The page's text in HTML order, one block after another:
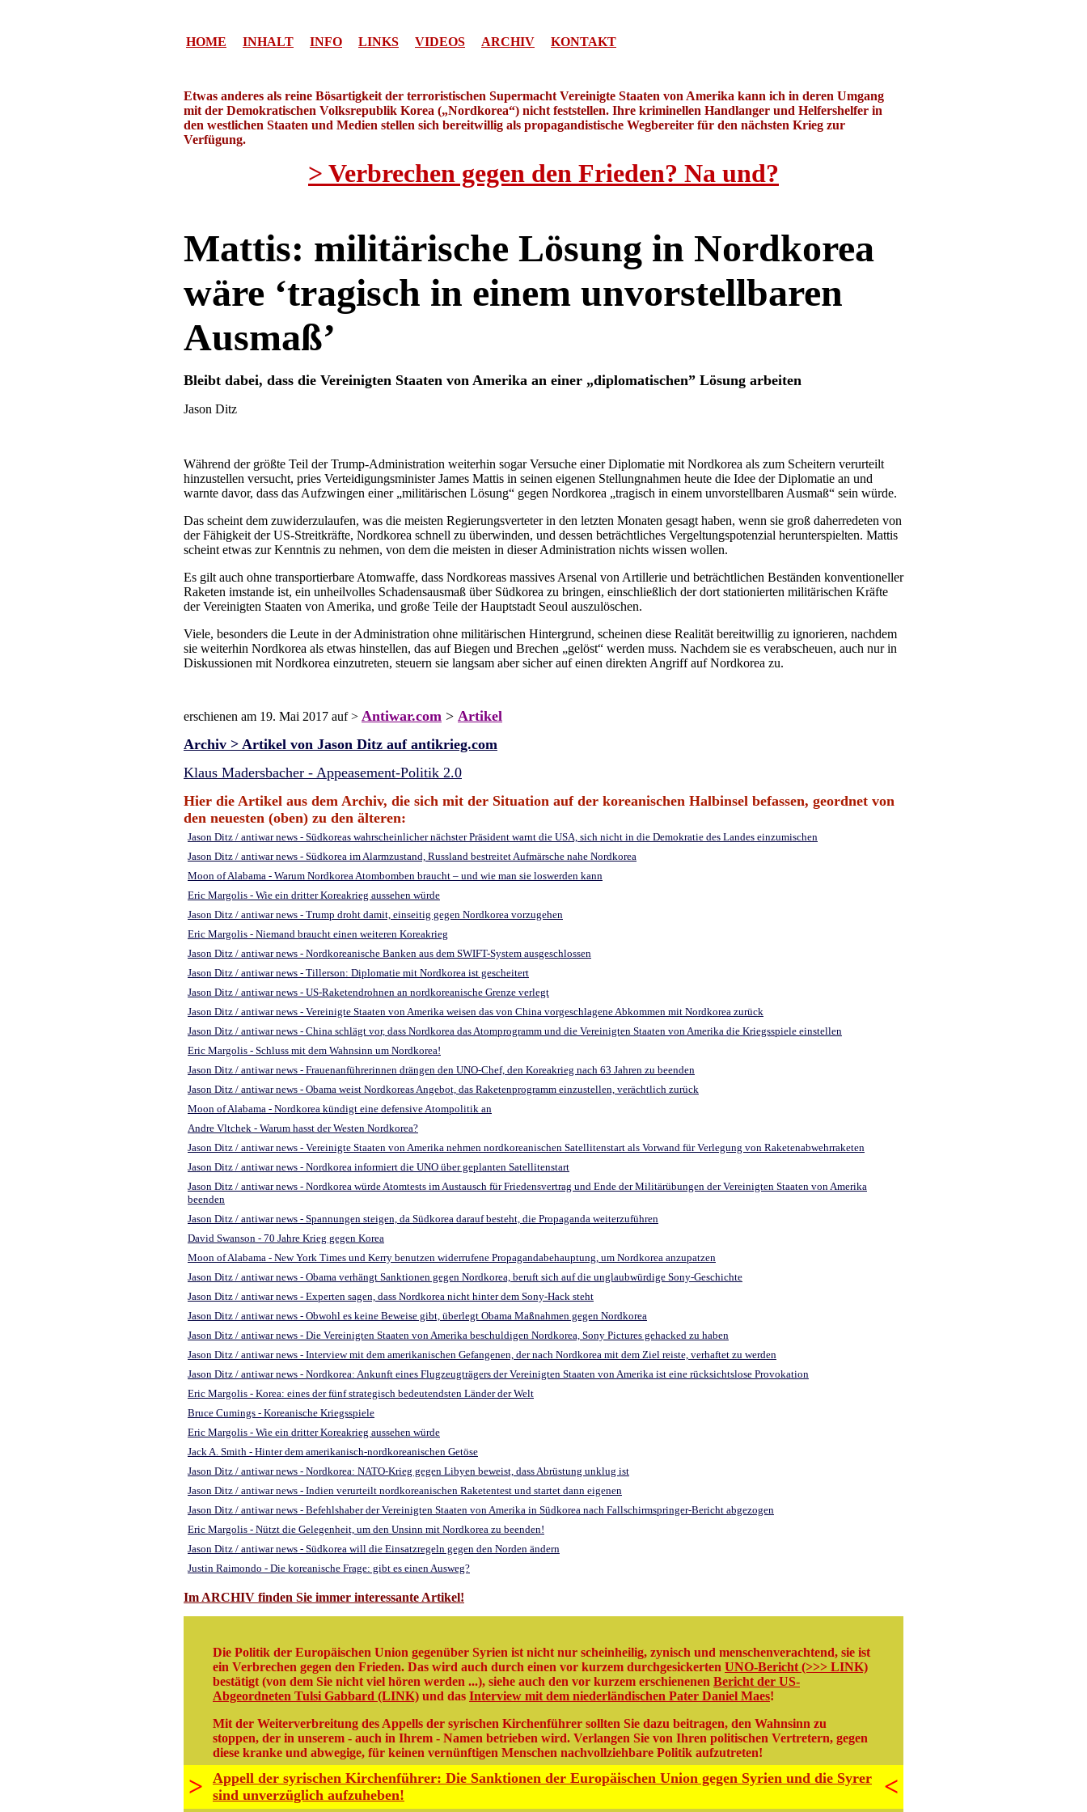
HOME INHALT INFO LINKS VIDEOS ARCHIV KONTAKT
Etwas anderes als reine Bösartigkeit der terroristischen Supermacht Vereinigte Staaten von Amerika kann ich in deren Umgang
mit der Demokratischen Volksrepublik Korea („Nordkorea“) nicht feststellen. Ihre kriminellen Handlanger und Helfershelfer in
den westlichen Staaten und Medien stellen sich bereitwillig als propagandistische Wegbereiter für den nächsten Krieg zur
Verfügung.
> Verbrechen gegen den Frieden? Na und?
Mattis: militärische Lösung in Nordkorea
wäre ‘tragisch in einem unvorstellbaren
Ausmaß’
Bleibt dabei, dass die Vereinigten Staaten von Amerika an einer „diplomatischen” Lösung arbeiten
Jason Ditz
Während der größte Teil der Trump-Administration weiterhin sogar Versuche einer Diplomatie mit Nordkorea als zum Scheitern verurteilt
hinzustellen versucht, pries Verteidigungsminister James Mattis in seinen eigenen Stellungnahmen heute die Idee der Diplomatie an und
warnte davor, dass das Aufzwingen einer „militärischen Lösung“ gegen Nordkorea „tragisch in einem unvorstellbaren Ausmaß“ sein würde.
Das scheint dem zuwiderzulaufen, was die meisten Regierungsverteter in den letzten Monaten gesagt haben, wenn sie groß daherredeten von
der Fähigkeit der US-Streitkräfte, Nordkorea schnell zu überwinden, und dessen beträchtliches Vergeltungspotenzial herunterspielten. Mattis
scheint etwas zur Kenntnis zu nehmen, von dem die meisten in dieser Administration nichts wissen wollen.
Es gilt auch ohne transportierbare Atomwaffe, dass Nordkoreas massives Arsenal von Artillerie und beträchtlichen Beständen konventioneller
Raketen imstande ist, ein unheilvolles Schadensausmaß über Südkorea zu bringen, einschließlich der dort stationierten militärischen Kräfte
der Vereinigten Staaten von Amerika, und große Teile der Hauptstadt Seoul auszulöschen.
Viele, besonders die Leute in der Administration ohne militärischen Hintergrund, scheinen diese Realität bereitwillig zu ignorieren, nachdem
sie weiterhin Nordkorea als etwas hinstellen, das auf Biegen und Brechen „gelöst“ werden muss. Nachdem sie es verabscheuen, auch nur in
Diskussionen mit Nordkorea einzutreten, steuern sie langsam aber sicher auf einen direkten Angriff auf Nordkorea zu.
erschienen am 19. Mai 2017 auf > Antiwar.com > Artikel
Archiv > Artikel von Jason Ditz auf antikrieg.com
Klaus Madersbacher - Appeasement-Politik 2.0
Hier die Artikel aus dem Archiv, die sich mit der Situation auf der koreanischen Halbinsel befassen, geordnet von
den neuesten (oben) zu den älteren:
Jason Ditz / antiwar news - Südkoreas wahrscheinlicher nächster Präsident warnt die USA, sich nicht in die Demokratie des Landes einzumischen
Jason Ditz / antiwar news - Südkorea im Alarmzustand, Russland bestreitet Aufmärsche nahe Nordkorea
Moon of Alabama - Warum Nordkorea Atombomben braucht – und wie man sie loswerden kann
Eric Margolis - Wie ein dritter Koreakrieg aussehen würde
Jason Ditz / antiwar news - Trump droht damit, einseitig gegen Nordkorea vorzugehen
Eric Margolis - Niemand braucht einen weiteren Koreakrieg
Jason Ditz / antiwar news - Nordkoreanische Banken aus dem SWIFT-System ausgeschlossen
Jason Ditz / antiwar news - Tillerson: Diplomatie mit Nordkorea ist gescheitert
Jason Ditz / antiwar news - US-Raketendrohnen an nordkoreanische Grenze verlegt
Jason Ditz / antiwar news - Vereinigte Staaten von Amerika weisen das von China vorgeschlagene Abkommen mit Nordkorea zurück
Jason Ditz / antiwar news - China schlägt vor, dass Nordkorea das Atomprogramm und die Vereinigten Staaten von Amerika die Kriegsspiele einstellen
Eric Margolis - Schluss mit dem Wahnsinn um Nordkorea!
Jason Ditz / antiwar news - Frauenanführerinnen drängen den UNO-Chef, den Koreakrieg nach 63 Jahren zu beenden
Jason Ditz / antiwar news - Obama weist Nordkoreas Angebot, das Raketenprogramm einzustellen, verächtlich zurück
Moon of Alabama - Nordkorea kündigt eine defensive Atompolitik an
Andre Vltchek - Warum hasst der Westen Nordkorea?
Jason Ditz / antiwar news - Vereinigte Staaten von Amerika nehmen nordkoreanischen Satellitenstart als Vorwand für Verlegung von Raketenabwehrraketen
Jason Ditz / antiwar news - Nordkorea informiert die UNO über geplanten Satellitenstart
Jason Ditz / antiwar news - Nordkorea würde Atomtests im Austausch für Friedensvertrag und Ende der Militärübungen der Vereinigten Staaten von Amerika
beenden
Jason Ditz / antiwar news - Spannungen steigen, da Südkorea darauf besteht, die Propaganda weiterzuführen
David Swanson - 70 Jahre Krieg gegen Korea
Moon of Alabama - New York Times und Kerry benutzen widerrufene Propagandabehauptung, um Nordkorea anzupatzen
Jason Ditz / antiwar news - Obama verhängt Sanktionen gegen Nordkorea, beruft sich auf die unglaubwürdige Sony-Geschichte
Jason Ditz / antiwar news - Experten sagen, dass Nordkorea nicht hinter dem Sony-Hack steht
Jason Ditz / antiwar news - Obwohl es keine Beweise gibt, überlegt Obama Maßnahmen gegen Nordkorea
Jason Ditz / antiwar news - Die Vereinigten Staaten von Amerika beschuldigen Nordkorea, Sony Pictures gehacked zu haben
Jason Ditz / antiwar news - Interview mit dem amerikanischen Gefangenen, der nach Nordkorea mit dem Ziel reiste, verhaftet zu werden
Jason Ditz / antiwar news - Nordkorea: Ankunft eines Flugzeugträgers der Vereinigten Staaten von Amerika ist eine rücksichtslose Provokation
Eric Margolis - Korea: eines der fünf strategisch bedeutendsten Länder der Welt
Bruce Cumings - Koreanische Kriegsspiele
Eric Margolis - Wie ein dritter Koreakrieg aussehen würde
Jack A. Smith - Hinter dem amerikanisch-nordkoreanischen Getöse
Jason Ditz / antiwar news - Nordkorea: NATO-Krieg gegen Libyen beweist, dass Abrüstung unklug ist
Jason Ditz / antiwar news - Indien verurteilt nordkoreanischen Raketentest und startet dann eigenen
Jason Ditz / antiwar news - Befehlshaber der Vereinigten Staaten von Amerika in Südkorea nach Fallschirmspringer-Bericht abgezogen
Eric Margolis - Nützt die Gelegenheit, um den Unsinn mit Nordkorea zu beenden!
Jason Ditz / antiwar news - Südkorea will die Einsatzregeln gegen den Norden ändern
Justin Raimondo - Die koreanische Frage: gibt es einen Ausweg?
Im ARCHIV finden Sie immer interessante Artikel!
Die Politik der Europäischen Union gegenüber Syrien ist nicht nur scheinheilig, zynisch und menschenverachtend, sie ist
ein Verbrechen gegen den Frieden. Das wird auch durch einen vor kurzem durchgesickerten UNO-Bericht (>>> LINK)
bestätigt (von dem Sie nicht viel hören werden ...), siehe auch den vor kurzem erschienenen Bericht der US-
Abgeordneten Tulsi Gabbard (LINK) und das Interview mit dem niederländischen Pater Daniel Maes!
Mit der Weiterverbreitung des Appells der syrischen Kirchenführer sollten Sie dazu beitragen, den Wahnsinn zu
stoppen, der in unserem - auch in Ihrem - Namen betrieben wird. Verlangen Sie von Ihren politischen Vertretern, gegen
diese kranke und abwegige, für keinen vernünftigen Menschen nachvollziehbare Politik aufzutreten!
>
Appell der syrischen Kirchenführer: Die Sanktionen der Europäischen Union gegen Syrien und die Syrer
sind unverzüglich aufzuheben!
<